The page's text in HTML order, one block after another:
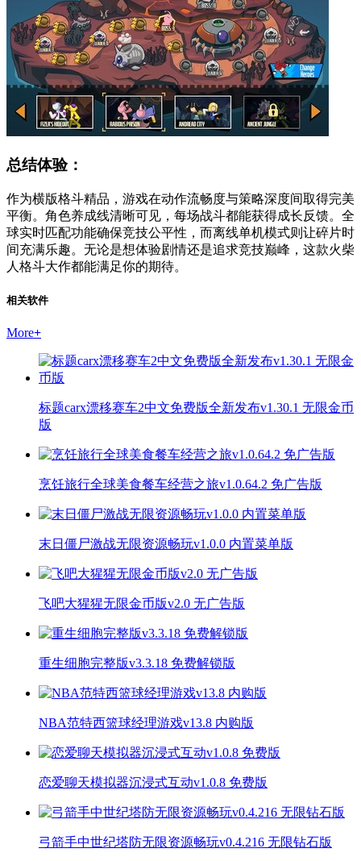
总结体验：
作为横版格斗精品，游戏在动作流畅度与策略深度间取得完美
平衡。角色养成线清晰可见，每场战斗都能获得成长反馈。全
球实时匹配功能确保竞技公平性，而离线单机模式则让碎片时
间充满乐趣。无论是想体验剧情还是追求竞技巅峰，这款火柴
人格斗大作都能满足你的期待。
相关软件
More+
标题carx漂移赛车2中文免费版全新发布v1.30.1 无限金币
版
烹饪旅行全球美食餐车经营之旅v1.0.64.2 免广告版
末日僵尸激战无限资源畅玩v1.0.0 内置菜单版
飞吧大猩猩无限金币版v2.0 无广告版
重生细胞完整版v3.3.18 免费解锁版
NBA范特西篮球经理游戏v13.8 内购版
恋爱聊天模拟器沉浸式互动v1.0.8 免费版
弓箭手中世纪塔防无限资源畅玩v0.4.216 无限钻石版